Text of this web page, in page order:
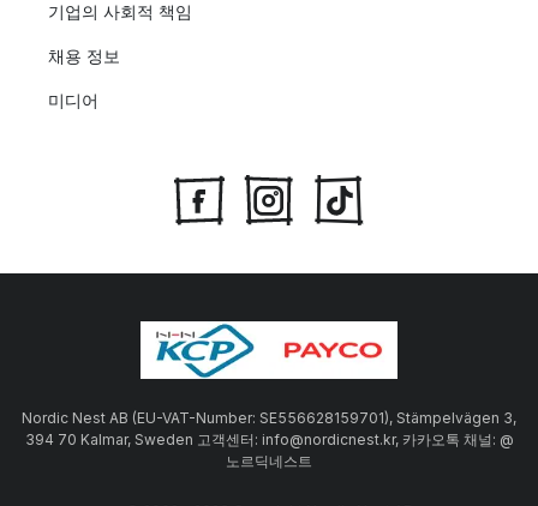
기업의 사회적 책임
채용 정보
미디어
Nordic Nest AB (EU-VAT-Number: SE556628159701), Stämpelvägen 3,
394 70 Kalmar, Sweden 고객센터: info@nordicnest.kr, 카카오톡 채널: @
노르딕네스트